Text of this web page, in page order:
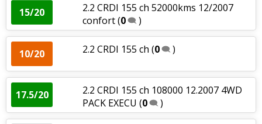
15/20
2.2 CRDI 155 ch 52000kms 12/2007
confort(0 )
10/20 2.2 CRDI 155 ch (0 )
17.5/20
2.2 CRDI 155 ch 108000 12.2007 4WD
PACK EXECU (0 )